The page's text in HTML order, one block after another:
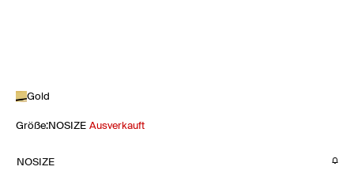
Gold
Größe:NOSIZE Ausverkauft
NOSIZE